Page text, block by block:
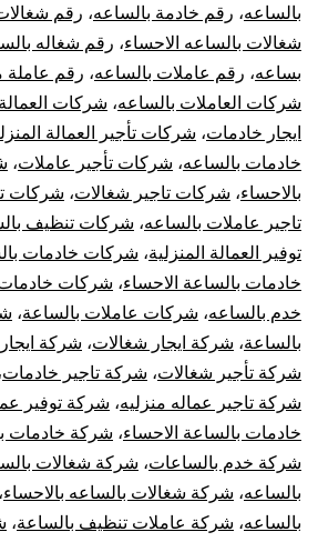
بالساعه، رقم خادمة بالساعه، رقم
شغالات بالساعه الاحساء، رقم شغاله
بساعه، رقم عاملات بالساعه، رقم عاملة
شركات العاملات بالساعه، شركات العمالة
ايجار خادمات، شركات تأجير العمالة
خادمات بالساعه، شركات تأجير عاملات،
بالاحساء، شركات تاجير شغالات، شركات
تاجير عاملات بالساعه، شركات تنظيف
توفير العمالة المنزلية، شركات خادمات
خادمات بالساعة الاحساء، شركات خادمات
خدم بالساعه، شركات عاملات بالساعة،
بالساعة، شركة ايجار شغالات، شركة
شركة تأجير شغالات، شركة تاجير خادمات
شركة تاجير عماله منزليه، شركة توفير
خادمات بالساعة الاحساء، شركة خادمات
شركة خدم بالساعات، شركة شغالات
بالساعه، شركة شغالات بالساعه بالاحساء،
بالساعه، شركة عاملات تنظيف بالساعة،